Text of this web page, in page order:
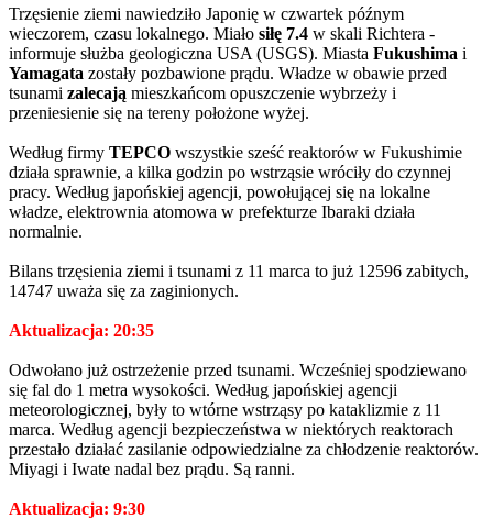
Trzęsienie ziemi nawiedziło Japonię w czwartek późnym
wieczorem, czasu lokalnego. Miało siłę 7.4 w skali Richtera -
informuje służba geologiczna USA (USGS). Miasta Fukushima i
Yamagata zostały pozbawione prądu. Władze w obawie przed
tsunami zalecają mieszkańcom opuszczenie wybrzeży i
przeniesienie się na tereny położone wyżej.
Według firmy TEPCO wszystkie sześć reaktorów w Fukushimie
działa sprawnie, a kilka godzin po wstrząsie wróciły do czynnej
pracy. Według japońskiej agencji, powołującej się na lokalne
władze, elektrownia atomowa w prefekturze Ibaraki działa
normalnie.
Bilans trzęsienia ziemi i tsunami z 11 marca to już 12596 zabitych,
14747 uważa się za zaginionych.
Aktualizacja: 20:35
Odwołano już ostrzeżenie przed tsunami. Wcześniej spodziewano
się fal do 1 metra wysokości. Według japońskiej agencji
meteorologicznej, były to wtórne wstrząsy po kataklizmie z 11
marca. Według agencji bezpieczeństwa w niektórych reaktorach
przestało działać zasilanie odpowiedzialne za chłodzenie reaktorów.
Miyagi i Iwate nadal bez prądu. Są ranni.
Aktualizacja: 9:30